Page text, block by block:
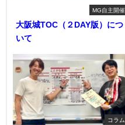
MG自主開催
大阪城TOC（２DAY版）につ
いて
コラム